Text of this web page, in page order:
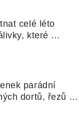
celé léto
které
nudle nebo
parádní
dortů, řezů a